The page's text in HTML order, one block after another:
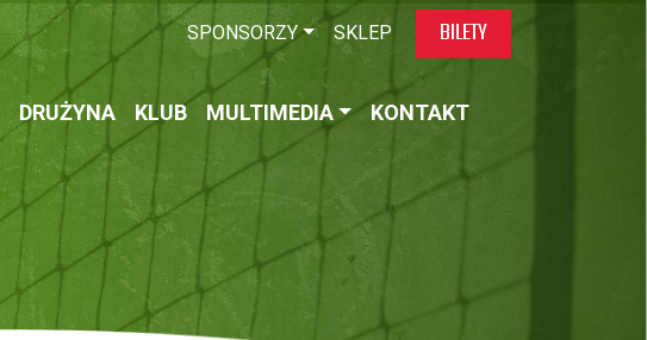
SPONSORZY SKLEP BILETY
DRUŻYNA KLUB MULTIMEDIA KONTAKT